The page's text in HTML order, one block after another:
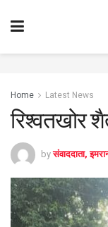
Home Latest News
रिश्वतखोर
by संवाददाता,